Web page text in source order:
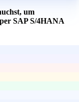
um
SAP S/4HANA